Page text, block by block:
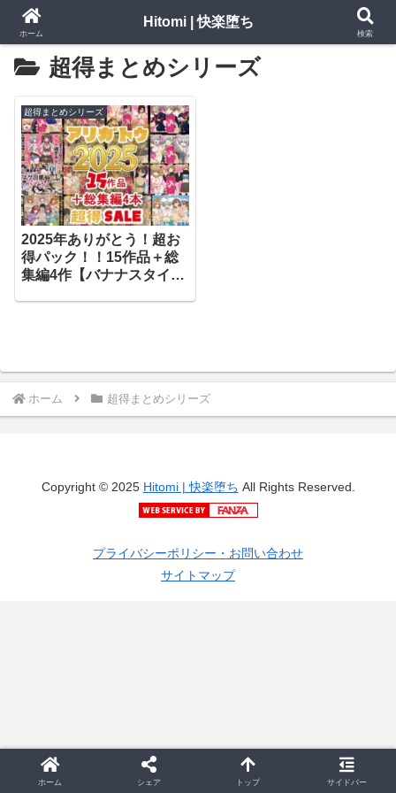
超得まとめシリーズ
超得まとめシリーズ
2025年ありがとう！超お
得パック！！15作品＋総
集編4作【バナナスタイ
ホーム 超得まとめシリーズ
Copyright © 2025 Hitomi | 快楽堕ち All Rights Reserved.
プライバシーポリシー・お問い合わせ
サイトマップ
ホーム
Hitomi | 快楽堕ち
検索
ホーム シェア トップ サイドバー